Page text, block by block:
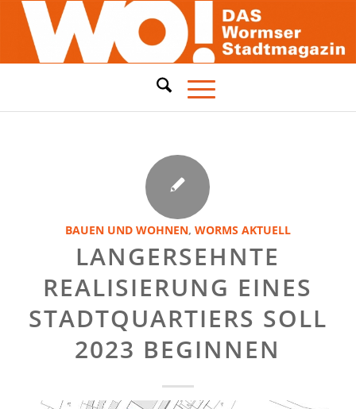
BAUEN UND WOHNEN, WORMS AKTUELL
LANGERSEHNTE
REALISIERUNG EINES
STADTQUARTIERS SOLL
2023 BEGINNEN